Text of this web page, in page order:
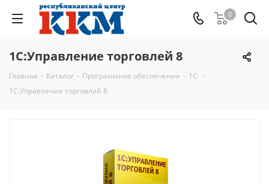
0
1С:Управление торговлей 8
Главная - Каталог - Программное обеспечение - 1C -
1С:Управление торговлей 8